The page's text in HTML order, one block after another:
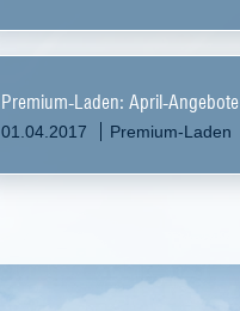
Premium-Laden: April-Angebote
01.04.2017 Premium-Laden